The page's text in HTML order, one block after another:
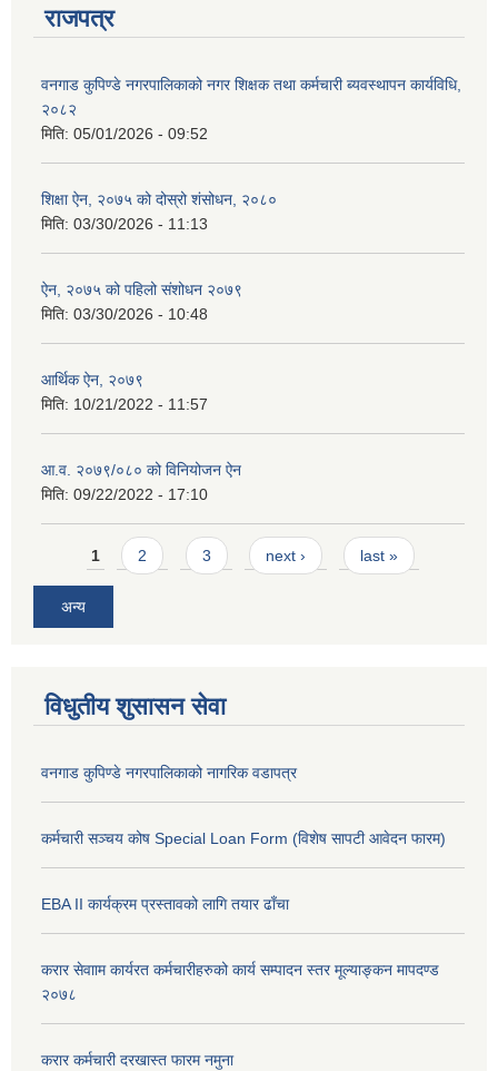
राजपत्र
वनगाड कुपिण्डे नगरपालिकाको नगर शिक्षक तथा कर्मचारी ब्यवस्थापन कार्यविधि,
२०८२
मिति: 05/01/2026 - 09:52
शिक्षा ऐन, २०७५ को दोस्रो शंसोधन, २०८०
मिति: 03/30/2026 - 11:13
ऐन, २०७५ को पहिलो संशोधन २०७९
मिति: 03/30/2026 - 10:48
आर्थिक ऐन, २०७९
मिति: 10/21/2022 - 11:57
आ.व. २०७९/०८० को विनियोजन ऐन
मिति: 09/22/2022 - 17:10
Pages
1 2 3 next › last »
अन्य
विधुतीय शुसासन सेवा
वनगाड कुपिण्डे नगरपालिकाको नागरिक वडापत्र
कर्मचारी सञ्चय कोष Special Loan Form (विशेष सापटी आवेदन फारम)
EBA II कार्यक्रम प्रस्तावको लागि तयार ढाँचा
करार सेवााम कार्यरत कर्मचारीहरुको कार्य सम्पादन स्तर मूल्याङ्कन मापदण्ड
२०७८
करार कर्मचारी दरखास्त फारम नमुना